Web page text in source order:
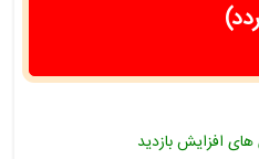
افزایش بازدید